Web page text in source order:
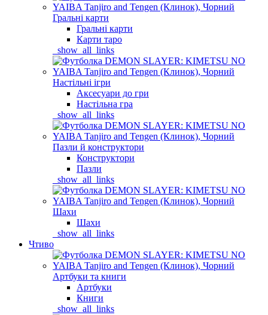
Гральні карти
Гральні карти
Карти таро
_show_all_links
Настільні ігри
Аксесуари до гри
Настільна гра
_show_all_links
Пазли й конструктори
Конструктори
Пазли
_show_all_links
Шахи
Шахи
_show_all_links
Чтиво
Артбуки та книги
Артбуки
Книги
_show_all_links